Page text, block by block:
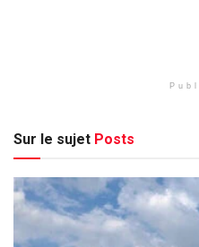
Sur le sujet Posts